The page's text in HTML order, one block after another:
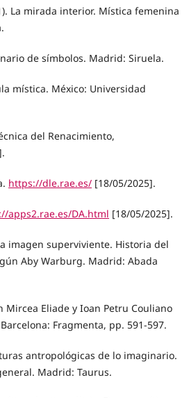
La mirada interior. Mística femenina
de símbolos. Madrid: Siruela.
mística. México: Universidad
del Renacimiento,
https://dle.rae.es/ [18/05/2025].
apps2.rae.es/DA.html [18/05/2025].
imagen superviviente. Historia del
Aby Warburg. Madrid: Abada
Mircea Eliade y Ioan Petru Couliano
Fragmenta, pp. 591-597.
antropológicas de lo imaginario.
Madrid: Taurus.